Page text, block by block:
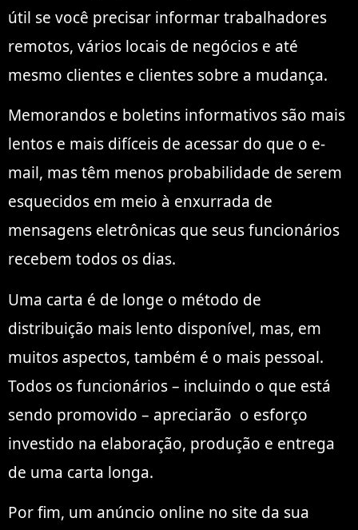
útil se você precisar informartrabalhadores
remotos, vários locais de negócios e até
mesmo clientes e clientes sobre a mudança.
Memorandos e boletins informativos são mais
lentos e mais difíceis de acessar do que o e-
mail, mas têm menos probabilidade de serem
esquecidos em meio à enxurrada de
mensagens eletrônicas que seus funcionários
recebem todos os dias.
Uma carta é de longe o método de
distribuição mais lento disponível, mas, em
muitos aspectos, também é o mais pessoal.
Todos os funcionários – incluindo o que está
sendo promovido – apreciarão o esforço
investido na elaboração, produção e entrega
de uma carta longa.
Por fim, um anúncio online no site da sua